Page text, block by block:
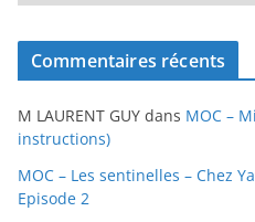
r
c
v
e
s
Commentaires récents
M LAURENT GUY dans MOC –
instructions)
MOC – Les sentinelles – Chez
Episode 2